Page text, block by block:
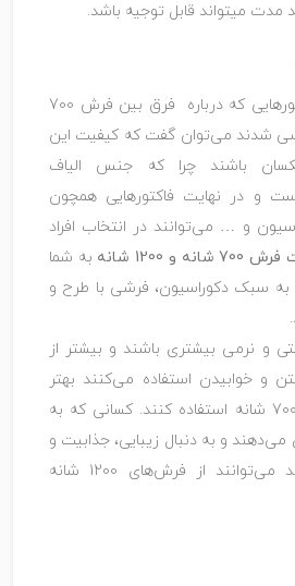
مدت میتواند قابل توجیه باشد.
با توجه به تمامی فاکتورهایی که درباره فرق بین فرش 700
شانه بررسی شدند می‌توان گفت که کیفیت این
باشند چرا که جنس الیاف
و در نهایت فاکتورهایی همچون
و … می‌توانند در انتخاب افراد
و 1200 شانه
به شما
به سبک دکوراسیون، فرشی با طرح و
و نرمی بیشتری باشند و بیشتر از
خوابیدن استفاده می‌کنند بهتر
است که از فرش‌های 700 شانه استفاده کنند. کسانی که به
و به دنبال زیبایی، جذابیت و
ظرافت بیشتری هستند می‌توانند از فرش‌های 1200 شانه